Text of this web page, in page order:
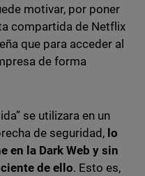
motivar, por poner
compartida de Netflix
que para acceder al
de forma
se utilizara en un
de seguridad, lo
en la Dark Web y sin
de ello. Esto es,